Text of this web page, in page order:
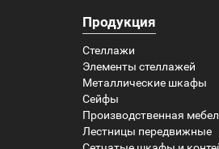
Продукция
Стеллажи
Элементы стеллажей
Металлические шкафы
Сейфы
Производственная
Лестницы передвижные